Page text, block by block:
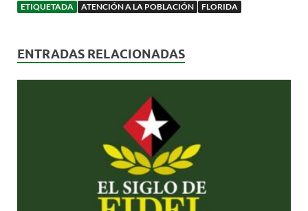
ETIQUETADA ATENCIÓN A LA POBLACIÓN FLORIDA
ENTRADAS RELACIONADAS